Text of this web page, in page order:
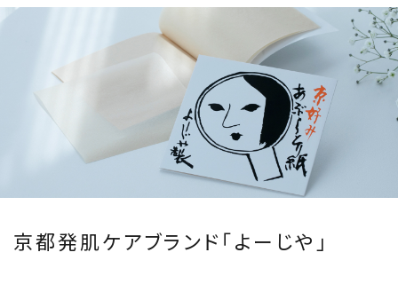
京都発肌ケアブランド「よーじや」